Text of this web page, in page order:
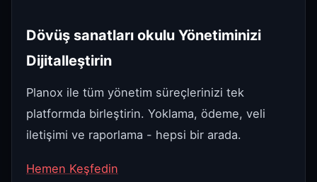
Dövüş sanatları okulu Yönetiminizi
Dijitalleştirin
Planox ile tüm yönetim süreçlerinizi tek
platformda birleştirin. Yoklama, ödeme, veli
iletişimi ve raporlama - hepsi bir arada.
Hemen Keşfedin